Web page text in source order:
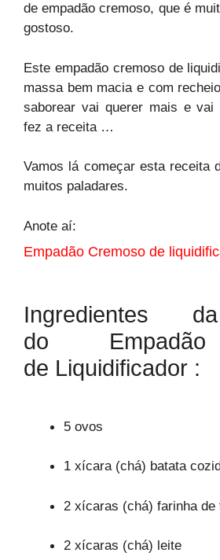
de empadão cremoso, que é
gostoso.
Este empadão cremoso de
massa bem macia e com
saborear vai querer mais e
fez a receita …
Vamos lá começar esta receita
muitos paladares.
Anote aí:
Empadão Cremoso de
Ingredientes
do Empadão
de Liquidificador :
5 ovos
1 xícara (chá) batata
2 xícaras (chá) farinha de
2 xícaras (chá) leite